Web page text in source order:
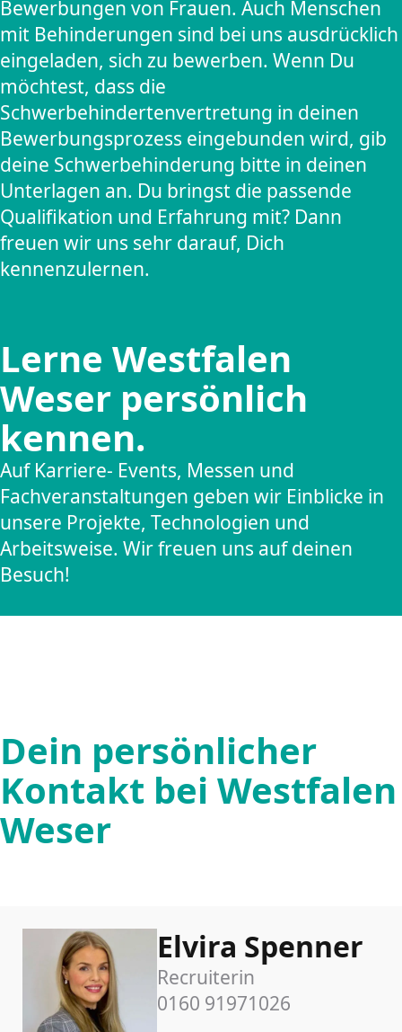
Bewerbungen von Frauen. Auch Menschen
mit Behinderungen sind bei uns ausdrücklich
eingeladen, sich zu bewerben. Wenn Du
möchtest, dass die
Schwerbehindertenvertretung in deinen
Bewerbungsprozess eingebunden wird, gib
deine Schwerbehinderung bitte in deinen
Unterlagen an. Du bringst die passende
Qualifikation und Erfahrung mit? Dann
freuen wir uns sehr darauf, Dich
kennenzulernen.
Lerne Westfalen
Weser persönlich
kennen.
Auf Karriere- Events, Messen und
Fachveranstaltungen geben wir Einblicke in
unsere Projekte, Technologien und
Arbeitsweise. Wir freuen uns auf deinen
Besuch!
Dein persönlicher
Kontakt bei Westfalen
Weser
Elvira Spenner
Recruiterin
0160 91971026